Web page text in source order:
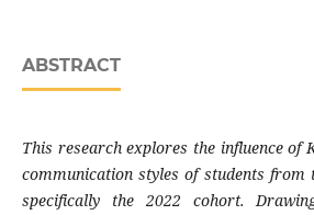
ABSTRACT
This research explores the influence of
communication styles of students from
specifically the 2022 cohort.